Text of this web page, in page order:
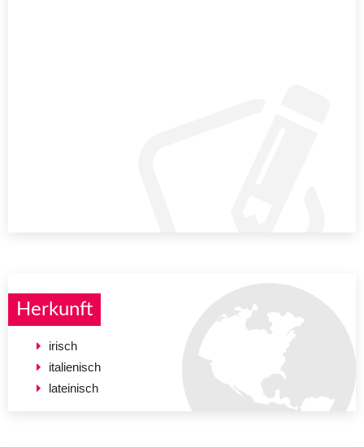
Herkunft
irisch
italienisch
lateinisch